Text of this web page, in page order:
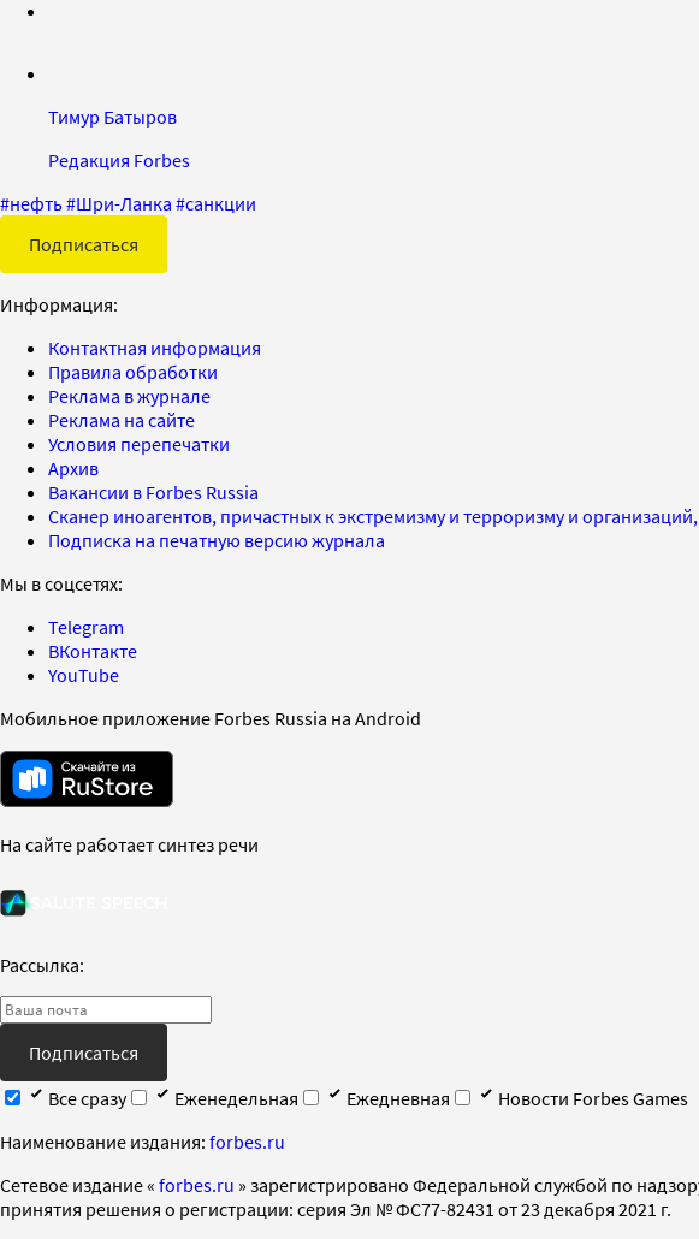
Тимур Батыров
Редакция Forbes
#нефть#Шри-Ланка #санкции
Подписаться
Информация:
Контактная информация
Правила обработки
Реклама в журнале
Реклама на сайте
Условия перепечатки
Архив
Вакансии в Forbes Russia
Сканер иноагентов, причастных к экстремизму и терроризму и
Подписка на печатную версию журнала
Мы в соцсетях:
Telegram
ВКонтакте
YouTube
Мобильное приложение Forbes Russia на Android
На сайте работает синтез речи
Рассылка:
Подписаться
Все сразу
Еженедельная Ежедневная
Новости Forbes Games
Наименование издания: forbes.ru
Cетевое издание « forbes.ru » зарегистрировано Федеральной службой по
принятия решения о регистрации: серия Эл № ФС77-82431 от 23 декабря 2021 г.